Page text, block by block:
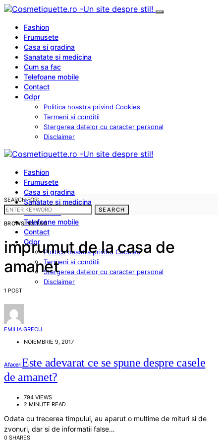
Fashion
Frumusete
Casa si gradina
Sanatate si medicina
Cum sa fac
Telefoane mobile
Contact
Gdpr
Politica noastra privind Cookies
Termeni si conditii
Stergerea datelor cu caracter personal
Disclaimer
Fashion
Frumusete
Casa si gradina
Sanatate si medicina
Cum sa fac
Telefoane mobile
Contact
Gdpr
Politica noastra privind Cookies
Termeni si conditii
Stergerea datelor cu caracter personal
Disclaimer
SEARCH FOR:
SEARCH
BROWSING TAG
imprumut de la casa de
amanet
1 POST
EMILIA GRECU
NOIEMBRIE 9, 2017
AfaceriEste adevarat ce se spune despre casele
de amanet?
794 VIEWS
2 MINUTE READ
Odata cu trecerea timpului, au aparut o multime de mituri si de
zvonuri, dar si de informatii false…
0 SHARES